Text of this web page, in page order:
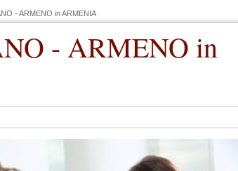
- ARMENO in ARMENIA
- ARMENO in